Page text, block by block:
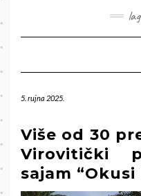
5. rujna 2025.
Više od 30
Virovitički
sajam